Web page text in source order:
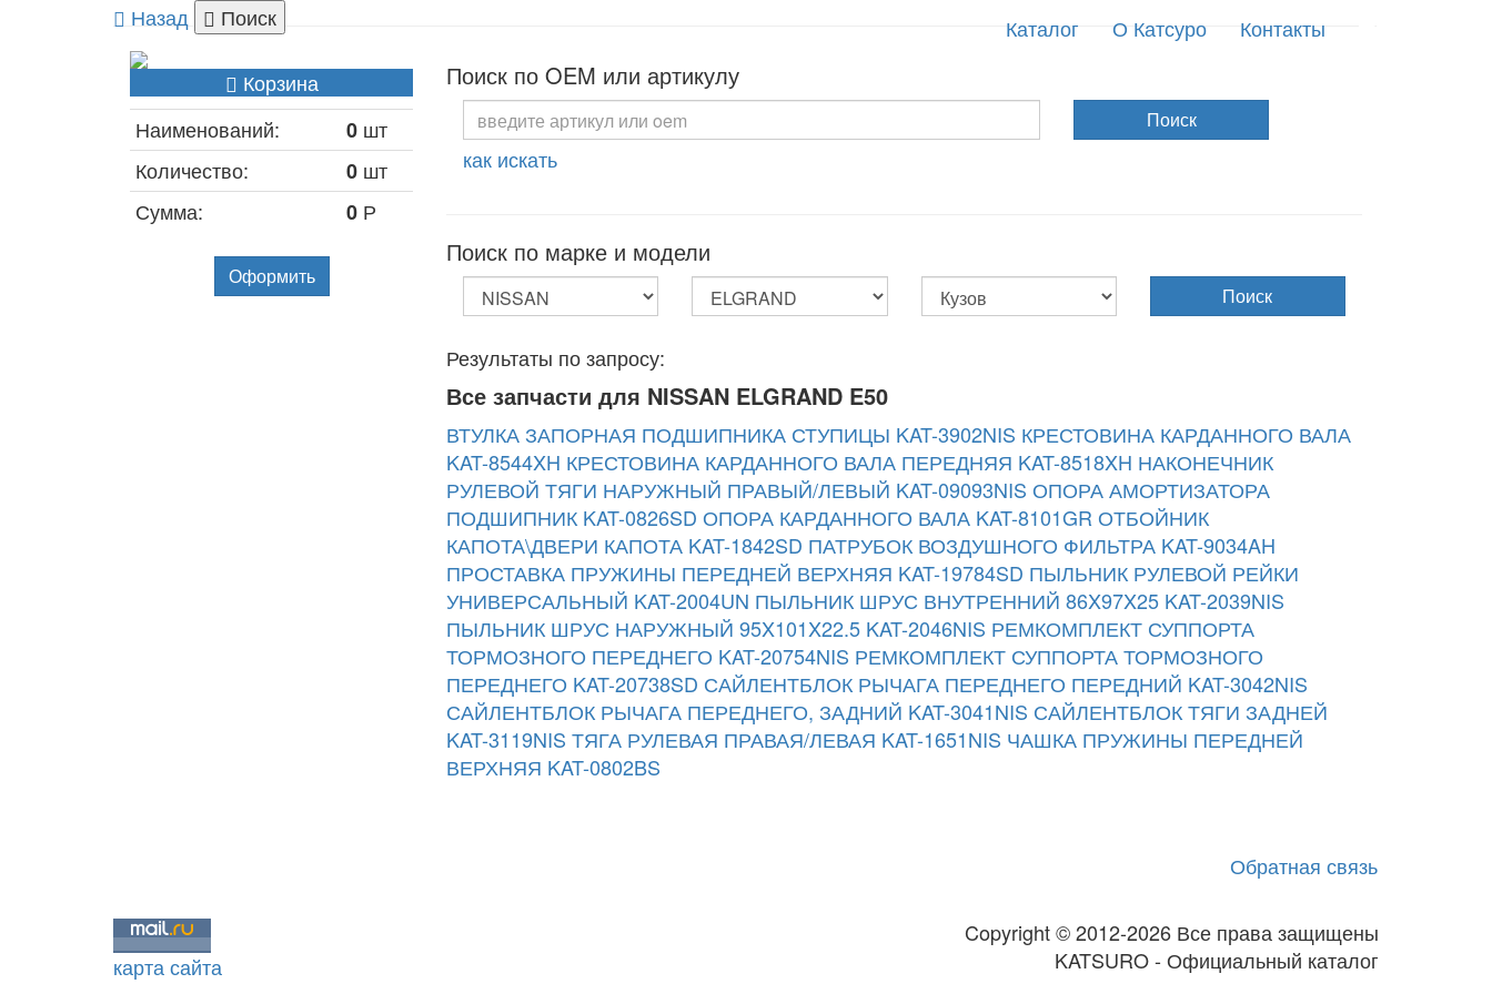
Назад Поиск Каталог О Катсуро
Контакты
Корзина
Наименований:
0 шт
Количество:
0 шт
Сумма:
0 Р
Оформить
Поиск по OEM или артикулу
как искать
Поиск
Поиск по марке и модели
Поиск
Результаты по запросу:
Все запчасти для NISSAN ELGRAND E50
ВТУЛКА ЗАПОРНАЯ ПОДШИПНИКА СТУПИЦЫ KAT-3902NIS КРЕСТОВИНА КАРДАННОГО ВАЛА
KAT-8544XH КРЕСТОВИНА КАРДАННОГО ВАЛА ПЕРЕДНЯЯ KAT-8518XH НАКОНЕЧНИК
РУЛЕВОЙ ТЯГИ НАРУЖНЫЙ ПРАВЫЙ/ЛЕВЫЙ KAT-09093NIS ОПОРА АМОРТИЗАТОРА
ПОДШИПНИК KAT-0826SD ОПОРА КАРДАННОГО ВАЛА KAT-8101GR ОТБОЙНИК
КАПОТА\ДВЕРИ КАПОТА KAT-1842SD ПАТРУБОК ВОЗДУШНОГО ФИЛЬТРА KAT-9034AH
ПРОСТАВКА ПРУЖИНЫ ПЕРЕДНЕЙ ВЕРХНЯЯ KAT-19784SD ПЫЛЬНИК РУЛЕВОЙ РЕЙКИ
УНИВЕРСАЛЬНЫЙ KAT-2004UN ПЫЛЬНИК ШРУС ВНУТРЕННИЙ 86X97X25 KAT-2039NIS
ПЫЛЬНИК ШРУС НАРУЖНЫЙ 95X101X22.5 KAT-2046NIS РЕМКОМПЛЕКТ СУППОРТА
ТОРМОЗНОГО ПЕРЕДНЕГО KAT-20754NIS РЕМКОМПЛЕКТ СУППОРТА ТОРМОЗНОГО
ПЕРЕДНЕГО KAT-20738SD САЙЛЕНТБЛОК РЫЧАГА ПЕРЕДНЕГО ПЕРЕДНИЙ KAT-3042NIS
САЙЛЕНТБЛОК РЫЧАГА ПЕРЕДНЕГО, ЗАДНИЙ KAT-3041NIS САЙЛЕНТБЛОК ТЯГИ ЗАДНЕЙ
KAT-3119NIS ТЯГА РУЛЕВАЯ ПРАВАЯ/ЛЕВАЯ KAT-1651NIS ЧАШКА ПРУЖИНЫ ПЕРЕДНЕЙ
ВЕРХНЯЯ KAT-0802BS
Обратная связь
карта сайта
Copyright © 2012-2026 Все права защищены
KATSURO - Официальный каталог